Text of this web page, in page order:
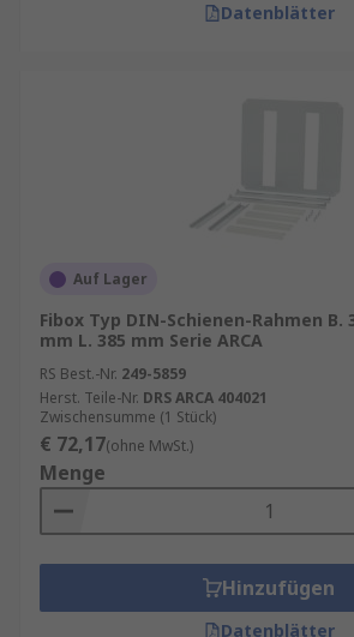
Datenblätter
Auf Lager
Fibox Typ DIN-Schienen-Rahmen B.
mm L. 385 mm Serie ARCA
RS Best.-Nr. 249-5859
Herst. Teile-Nr. DRS ARCA 404021
Zwischensumme (1 Stück)
€ 72,17(ohne MwSt.)
Menge
Hinzufügen
Datenblätter